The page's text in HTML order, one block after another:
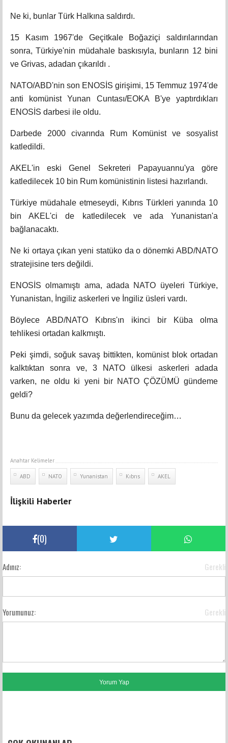
Ne ki, bunlar Türk Halkına saldırdı.
15 Kasım 1967'de Geçitkale Boğaziçi saldırılarından
sonra, Türkiye'nin müdahale baskısıyla, bunların 12 bini
ve Grivas, adadan çıkarıldı .
NATO/ABD'nin son ENOSİS girişimi, 15 Temmuz 1974'de
anti komünist Yunan Cuntası/EOKA B'ye yaptırdıkları
ENOSİS darbesi ile oldu.
Darbede 2000 civarında Rum Komünist ve sosyalist
katledildi.
AKEL'in eski Genel Sekreteri Papayuannu'ya göre
katledilecek 10 bin Rum komünistinin listesi hazırlandı.
Türkiye müdahale etmeseydi, Kıbrıs Türkleri yanında 10
bin AKEL'ci de katledilecek ve ada Yunanistan'a
bağlanacaktı.
Ne ki ortaya çıkan yeni statüko da o dönemki ABD/NATO
stratejisine ters değildi.
ENOSİS olmamıştı ama, adada NATO üyeleri Türkiye,
Yunanistan, İngiliz askerleri ve İngiliz üsleri vardı.
Böylece ABD/NATO Kıbrıs'ın ikinci bir Küba olma
tehlikesi ortadan kalkmıştı.
Peki şimdi, soğuk savaş bittikten, komünist blok ortadan
kalktıktan sonra ve, 3 NATO ülkesi askerleri adada
varken, ne oldu ki yeni bir NATO ÇÖZÜMÜ gündeme
geldi?
Bunu da gelecek yazımda değerlendireceğim…
Anahtar Kelimeler
ABD NATO Yunanistan Kıbrıs AKEL
İlişkili Haberler
(0)
Adınız: Gerekli
Yorumunuz: Gerekli